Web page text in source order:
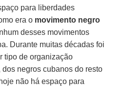
para liberdades
era o movimento negro
desses movimentos
Durante muitas décadas foi
tipo de organização
negros cubanos do resto
não há espaço para